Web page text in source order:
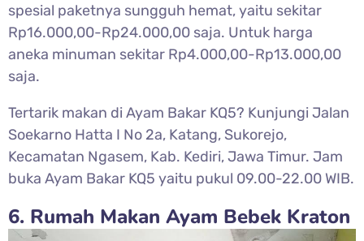
spesial paketnya sungguh hemat, yaitu sekitar
Rp16.000,00-Rp24.000,00 saja. Untuk harga
aneka minuman sekitar Rp4.000,00-Rp13.000,00
saja.
Tertarik makan di Ayam Bakar KQ5? Kunjungi Jalan
Soekarno Hatta I No 2a, Katang, Sukorejo,
Kecamatan Ngasem, Kab. Kediri, Jawa Timur. Jam
buka Ayam Bakar KQ5 yaitu pukul 09.00-22.00 WIB.
6. Rumah Makan Ayam Bebek Kraton